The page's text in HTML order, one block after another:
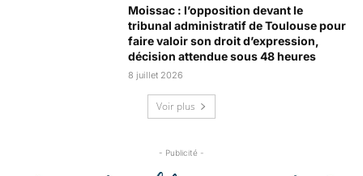
Moissac : l’opposition devant le
tribunal administratif de Toulouse pour
faire valoir son droit d’expression,
décision attendue sous 48 heures
8 juillet 2026
Voir plus
- Publicité -